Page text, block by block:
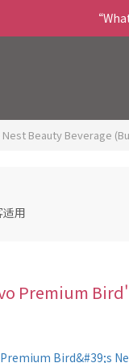
Beauty Beverage
用
Premium